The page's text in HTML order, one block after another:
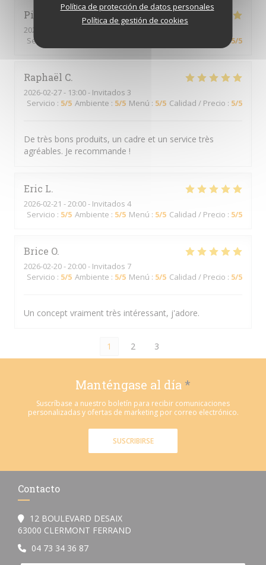
Política de protección de datos personales
Política de gestión de cookies
Pierre B
2026-02-28
Servicio
5/5
Raphaël C
2026-02-27- 13:00 - Invitados 3
Servicio : 5/5 Ambiente : 5/5 Menú : 5/5 Calidad / Precio : 5/5
De très bons produits, un cadre et un service très
agréables. Je recommande !
Eric L
2026-02-21 - 20:00 - Invitados 4
Servicio : 5/5 Ambiente : 5/5 Menú : 5/5 Calidad / Precio : 5/5
Brice O
2026-02-20- 20:00 - Invitados 7
Servicio : 5/5 Ambiente : 5/5 Menú : 5/5 Calidad / Precio : 5/5
Un concept vraiment très intéressant, j'adore.
1 2 3
Manténgase al día *
Suscríbase a nuestro boletín para recibir comunicaciones
personalizadas y ofertas de marketing por correo electrónico.
SUSCRIBIRSE
Contacto
12 BOULEVARD DESAIX
63000 CLERMONT FERRAND
04 73 34 36 87